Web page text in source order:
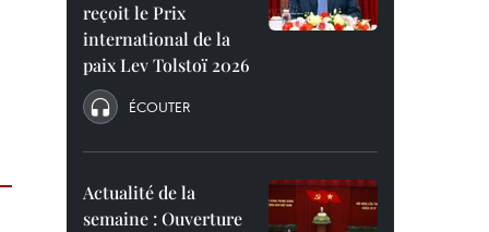
reçoit le Prix
international de la
paix Lev Tolstoï 2026
ÉCOUTER
Actualité de la
semaine : Ouverture